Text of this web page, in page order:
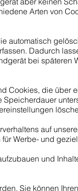
Arten von
automatisch
Dadurch
bei späteren
Cookies, die über
auf
Werbe- und
und
Sie können